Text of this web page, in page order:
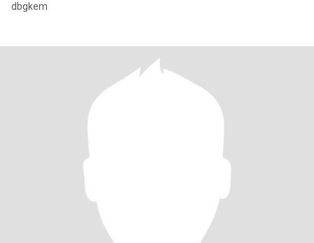
dbgkem